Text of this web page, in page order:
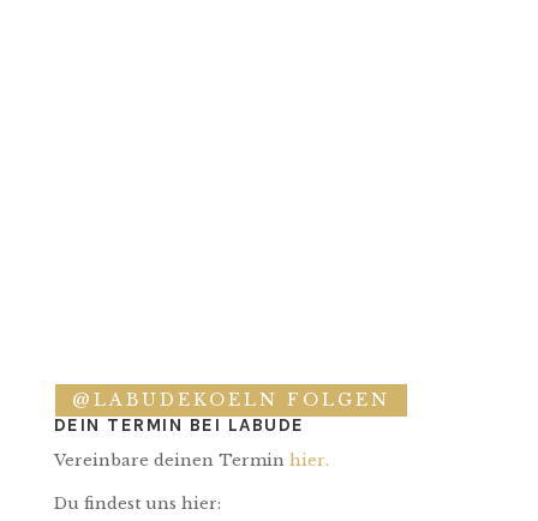
@LABUDEKOELN FOLGEN
DEIN TERMIN BEI LABUDE
Vereinbare deinen Termin hier.
Du findest uns hier: